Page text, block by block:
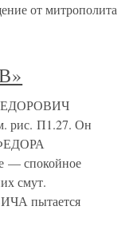
от митрополита
рис. П1.27. Он
ФЕДОРА
спокойное
смут.
пытается